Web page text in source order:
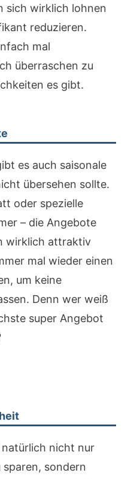
sich wirklich lohnen
reduzieren.
mal
überraschen zu
es gibt.
es auch saisonale
übersehen sollte.
oder spezielle
– die Angebote
wirklich attraktiv
mal wieder einen
um keine
Denn wer weiß
super Angebot
nicht nur
sparen, sondern